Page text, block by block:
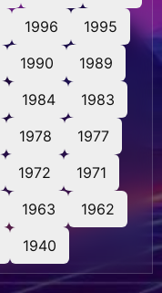
1996
1995
1990
1989
1984
1983
1978
1977
1972
1971
1963
1962
1940